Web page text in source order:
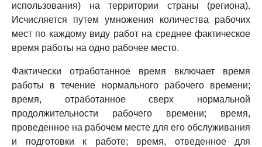
использования) на территории страны (региона).
Исчисляется путем умножения количества рабочих
мест по каждому виду работ на среднее фактическое
время работы на одно рабочее место.
Фактически отработанное время включает время
работы в течение нормального рабочего времени;
время, отработанное сверх нормальной
продолжительности рабочего времени; время,
проведенное на рабочем месте для его обслуживания
и подготовки к работе; время, отведенное для